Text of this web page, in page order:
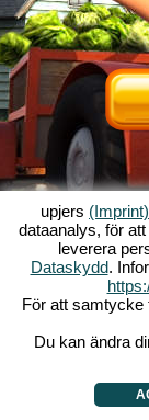
Om My Free Farm|
GTC Kontakt/
upjers (Imprint)
dataanalys, för
leverera
Dataskydd.
För att samtycke
Du kan ändra